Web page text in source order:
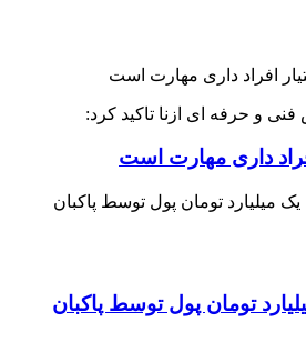
و حرفه ای ازنا تاکید کرد:
افراد داری مهارت است
تومان پول توسط پاکبان